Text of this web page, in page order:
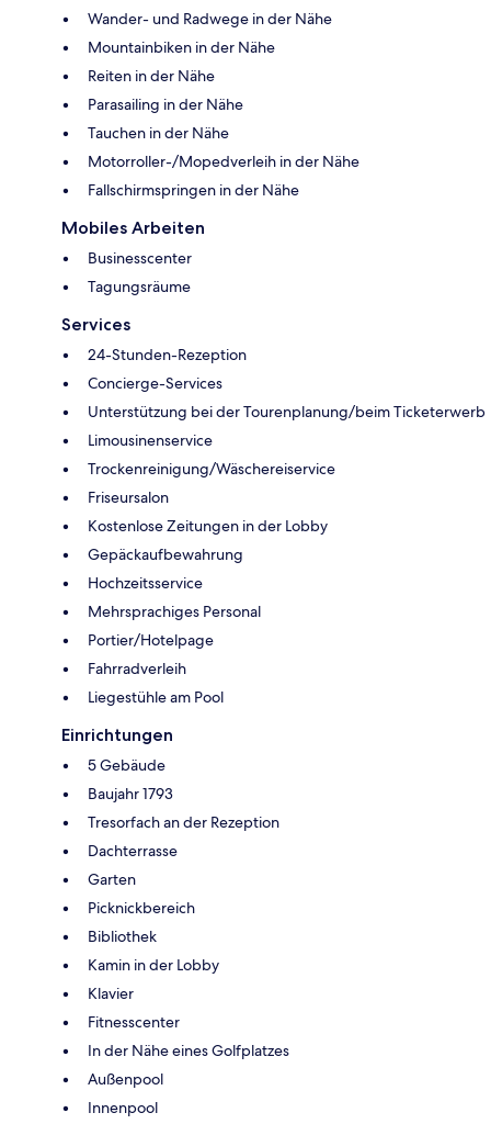
Wander- und Radwege in der Nähe
Mountainbiken in der Nähe
Reiten in der Nähe
Parasailing in der Nähe
Tauchen in der Nähe
Motorroller-/Mopedverleih in der Nähe
Fallschirmspringen in der Nähe
Mobiles Arbeiten
Businesscenter
Tagungsräume
Services
24-Stunden-Rezeption
Concierge-Services
Unterstützung bei der Tourenplanung/beim Ticketerwerb
Limousinenservice
Trockenreinigung/Wäschereiservice
Friseursalon
Kostenlose Zeitungen in der Lobby
Gepäckaufbewahrung
Hochzeitsservice
Mehrsprachiges Personal
Portier/Hotelpage
Fahrradverleih
Liegestühle am Pool
Einrichtungen
5 Gebäude
Baujahr 1793
Tresorfach an der Rezeption
Dachterrasse
Garten
Picknickbereich
Bibliothek
Kamin in der Lobby
Klavier
Fitnesscenter
In der Nähe eines Golfplatzes
Außenpool
Innenpool